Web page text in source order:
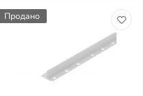
Продано